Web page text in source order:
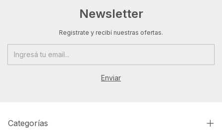
Newsletter
Registrate y recibí nuestras ofertas.
Categorías